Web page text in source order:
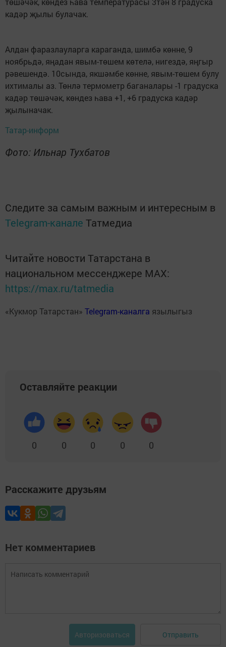
кадәр җылы булачак.
Алдан фаразлауларга караганда, шимбә көнне, 9
ноябрьдә, яңадан явым-төшем көтелә, нигездә, яңгыр
рәвешендә. 10сында, якшәмбе көнне, явым-төшем булу
ихтималы аз. Төнлә термометр баганалары -1 градуска
кадәр төшәчәк, көндез һава +1, +6 градуска кадәр
җылыначак.
Татар-информ
Фото: Ильнар Тухбатов
Следите за самым важным и интересным в
Telegram-канале Татмедиа
Читайте новости Татарстана в
национальном мессенджере MАХ:
https://max.ru/tatmedia
«Кукмор Татарстан» Telegram-каналга язылыгыз
Оставляйте реакции
0 0 0 0 0
Расскажите друзьям
Нет комментариев
Авторизоваться Отправить